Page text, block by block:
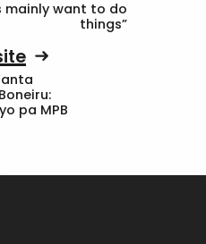
mainly want to do
things”
pa MPB